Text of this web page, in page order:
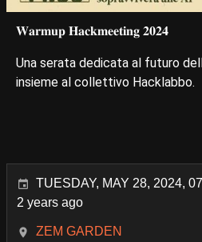
𝐖𝐚𝐫𝐦𝐮𝐩 𝐇𝐚𝐜𝐤𝐦𝐞𝐞𝐭𝐢𝐧𝐠 𝟐𝟎𝟐𝟒
Una serata dedicata al futuro
insieme al collettivo Hacklabbo.
TUESDAY, MAY 28, 2024,
2 years ago
ZEM GARDEN